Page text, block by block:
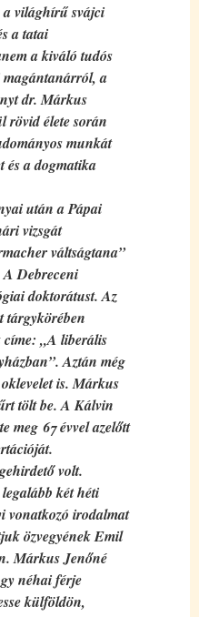
a világhírű svájci
a tatai
a kiváló tudós
a
dr. Márkus
rövid élete során
munkát
és a dogmatika
után a Pápai
vizsgát
váltságtana”
A Debreceni
doktorátust. Az
tárgykörében
címe: „A liberális
Aztán még
is. Márkus
tölt be. A Kálvin
meg 67 évvel azelőtt
volt.
két héti
vonatkozó irodalmat
özvegyének Emil
Márkus Jenőné
néhai férje
külföldön,